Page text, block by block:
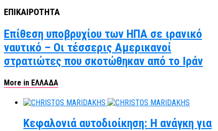
ΕΠΙΚΑΙΡΟΤΗΤΑ
Επίθεση υποβρυχίου των ΗΠΑ σε ιρανικό
ναυτικό – Οι τέσσερις Αμερικανοί
στρατιώτες που σκοτώθηκαν από το Ιράν
More in ΕΛΛΑΔΑ
Κεφαλονιά αυτοδιοίκηση: Η ανάγκη για